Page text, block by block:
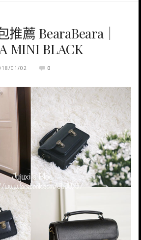
薦 BearaBeara｜
MINI BLACK
01/02 0